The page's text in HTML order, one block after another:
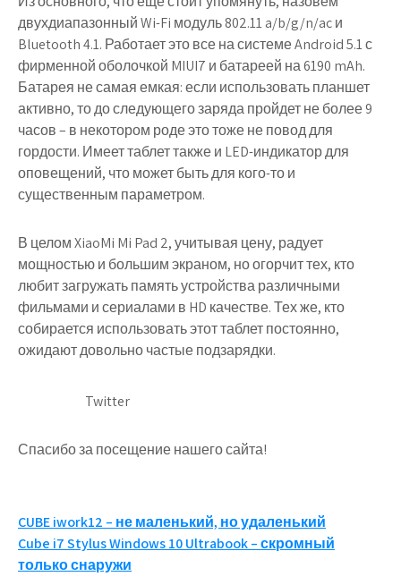
двухдиапазонный Wi-Fi модуль 802.11 a/b/g/n/ac и
Bluetooth 4.1. Работает это все на системе Android 5.1 с
фирменной оболочкой MIUI7 и батареей на 6190 mAh.
Батарея не самая емкая: если использовать планшет
активно, то до следующего заряда пройдет не более 9
часов – в некотором роде это тоже не повод для
гордости. Имеет таблет также и LED-индикатор для
оповещений, что может быть для кого-то и
существенным параметром.
В целом XiaoMi Mi Pad 2, учитывая цену, радует
мощностью и большим экраном, но огорчит тех, кто
любит загружать память устройства различными
фильмами и сериалами в HD качестве. Тех же, кто
собирается использовать этот таблет постоянно,
ожидают довольно частые подзарядки.
Twitter
Спасибо за посещение нашего сайта!
Навигация
по
CUBE iwork12 – не маленький, но удаленький
Cube i7 Stylus Windows 10 Ultrabook – скромный
только снаружи